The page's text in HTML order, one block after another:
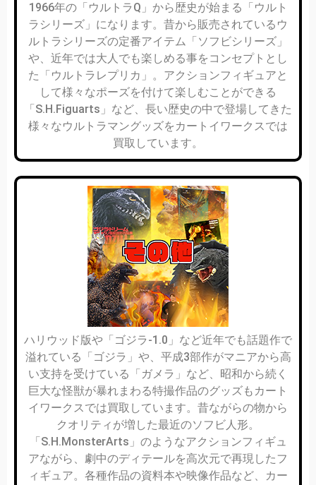
1966年の「ウルトラQ」から歴史が始まる「ウルト
ラシリーズ」になります。昔から販売されているウ
ルトラシリーズの定番アイテム「ソフビシリーズ」
や、近年では大人でも楽しめる事をコンセプトとし
た「ウルトラレプリカ」。アクションフィギュアと
して様々なポーズを付けて楽しむことができる
「S.H.Figuarts」など、長い歴史の中で登場してきた
様々なウルトラマングッズをカートイワークスでは
買取しています。
ハリウッド版や「ゴジラ-1.0」など近年でも話題作で
溢れている「ゴジラ」や、平成3部作がマニアから高
い支持を受けている「ガメラ」など、昭和から続く
巨大な怪獣が暴れまわる特撮作品のグッズもカート
イワークスでは買取しています。昔ながらの物から
クオリティが増した最近のソフビ人形。
「S.H.MonsterArts」のようなアクションフィギュ
アながら、劇中のディテールを高次元で再現したフ
ィギュア。各種作品の資料本や映像作品など、カー